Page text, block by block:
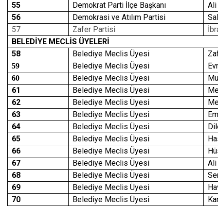
55 Demokrat Parti İlçe Başkanı
Ali
56
Demokrasi ve Atılım Partisi
57
Zafer Partisi
BELEDİYE MECLİS ÜYELERİ
58
Belediye Meclis Üyesi
59 Belediye Meclis Üyesi
60 Belediye Meclis Üyesi
61
Belediye Meclis Üyesi
62
Belediye Meclis Üyesi
63
Belediye Meclis Üyesi
64
Belediye Meclis Üyesi
65
Belediye Meclis Üyesi
66
Belediye Meclis Üyesi
67
Belediye Meclis Üyesi
Ali
68
Belediye Meclis Üyesi
69
Belediye Meclis Üyesi
70
Belediye Meclis Üyesi